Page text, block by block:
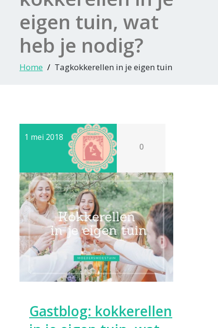
eigen tuin, wat
heb je nodig?
Home Tagkokkerellen in je eigen tuin
1 mei 2018
0
Gastblog: kokkerellen